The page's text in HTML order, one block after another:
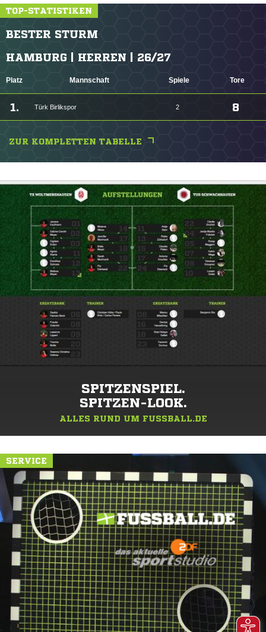
TOP-STATISTIKEN
BESTER STURM
HAMBURG | HERREN | 26/27
Platz Mannschaft Spiele Tore
1. Türk Birlikspor 2 8
ZUR KOMPLETTEN TABELLE
SPITZENSPIEL.
SPITZEN-LOOK.
ALLES RUND UM FUSSBALL.DE
SERVICE